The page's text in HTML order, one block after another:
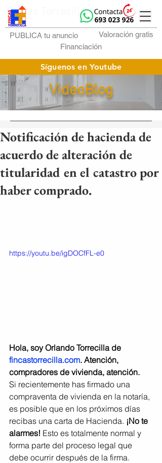
Fincas Torrecilla
PUBLICA tu anuncio
Valoración gratis
Financiación
Síguenos en Youtube
VideoBlog
Notificación de hacienda de
acuerdo de alteración de
titularidad en el catastro por
haber comprado.
https://youtu.be/igDOCfFL-e0
Hola, soy Orlando Torrecilla de
fincastorrecilla.com. Atención,
compradores de vivienda, atención.
Si recientemente has firmado una
compraventa de vivienda en la notaría,
es posible que en los próximos días
recibas una carta de Hacienda. ¡No te
alarmes! Esto es totalmente normal y
forma parte del proceso legal que
debe ocurrir después de la firma.